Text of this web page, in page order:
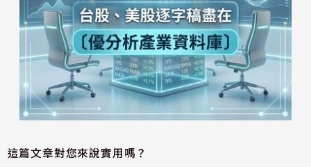
這篇文章對您來說實用嗎？